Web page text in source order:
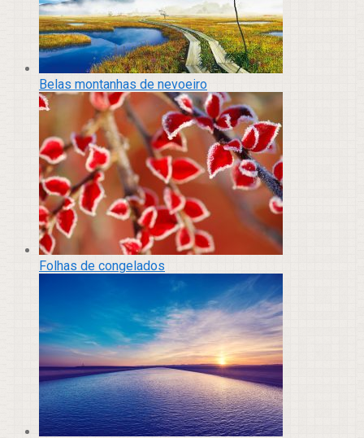
Belas montanhas de nevoeiro
Folhas de congelados